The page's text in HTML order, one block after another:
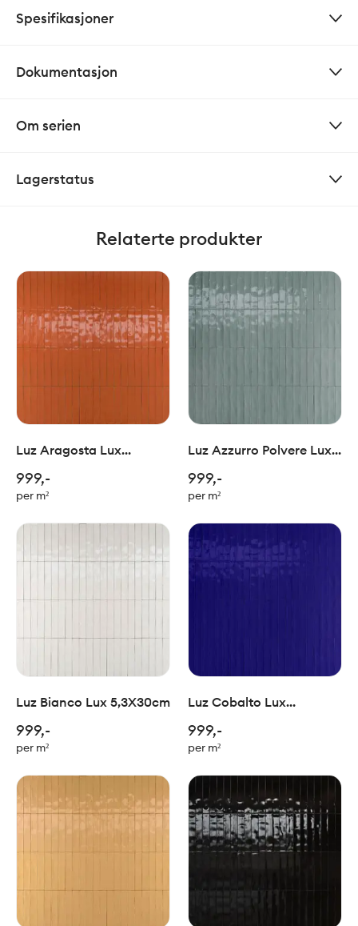
Spesifikasjoner
Dokumentasjon
Om serien
Lagerstatus
Relaterte produkter
Luz Aragosta Lux
999,-
per m²
Luz Azzurro Polvere Lux
999,-
per m²
Luz Bianco Lux 5,3X30cm
999,-
per m²
Luz Cobalto Lux
999,-
per m²